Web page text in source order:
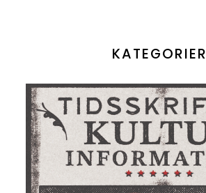
KATEGORIER